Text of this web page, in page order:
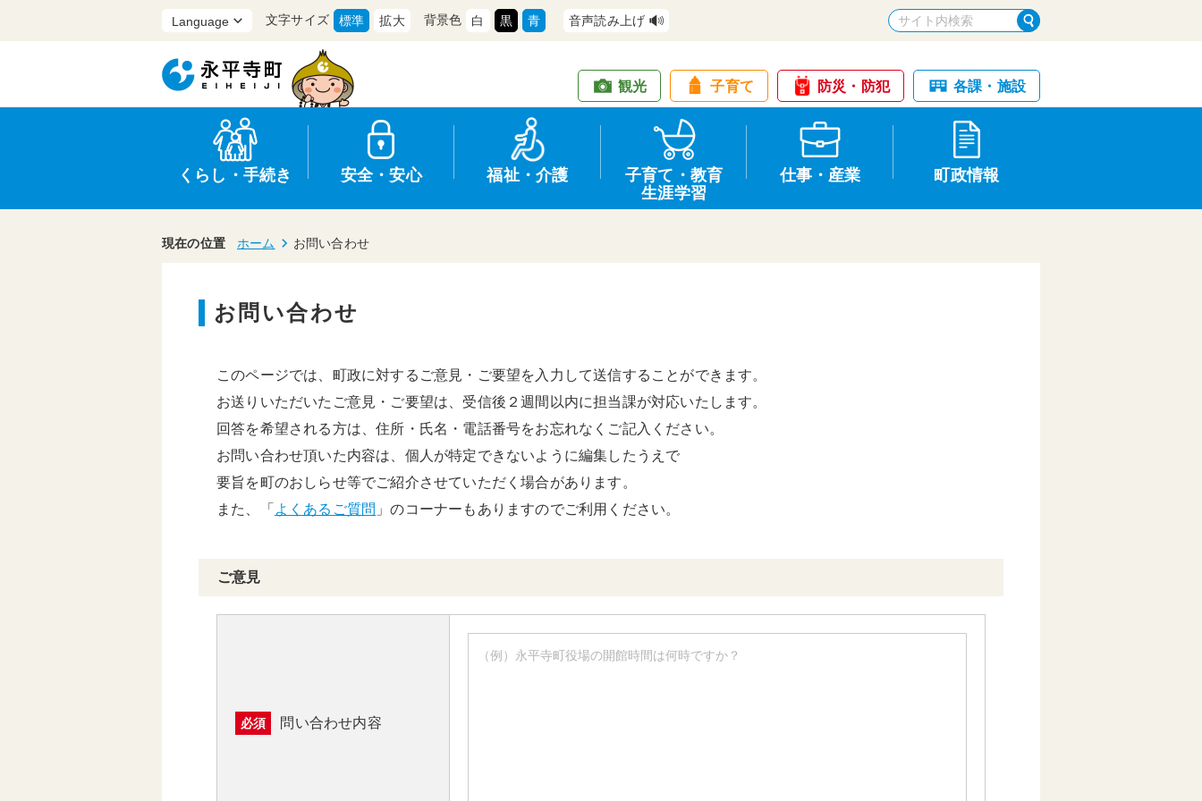
観光 子育て 防災・防犯 各課・施設
くらし・手続き
上水道・下水道
申請書・証明書 支援 環境
安全・安心
防災
福祉・介護
医療
子育て・教育
生涯学習
保育・子育て
仕事・産業
農業・林業・漁業
町政情報
行政
広報 募集 申請手続き
頑張る地方応援プロ
グラム
文字サイズ 標準 拡大 背景色 白 黒 青 音声読み上げ
現在の位置 ホーム お問い合わせ
お問い合わせ
このページでは、町政に対するご意見・ご要望を入力して送信することができます。
お送りいただいたご意見・ご要望は、受信後２週間以内に担当課が対応いたします。
回答を希望される方は、住所・氏名・電話番号をお忘れなくご記入ください。
お問い合わせ頂いた内容は、個人が特定できないように編集したうえで
要旨を町のおしらせ等でご紹介させていただく場合があります。
また、「 よくあるご質問 」のコーナーもありますのでご利用ください。
ご意見
必須 問い合わせ内容